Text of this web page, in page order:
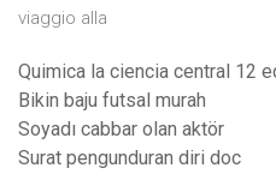
viaggio alla
Quimica la ciencia central 12
Bikin baju futsal murah
Soyadı cabbar olan aktör
Surat pengunduran diri doc